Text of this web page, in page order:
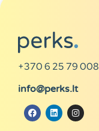
+370 6 25 79 008
info@perks.lt